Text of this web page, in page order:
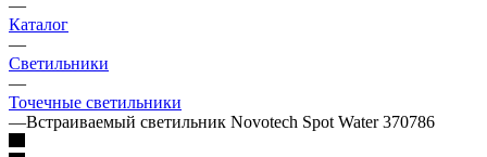
—
Каталог
—
Светильники
—
Точечные светильники
—Встраиваемый светильник Novotech Spot Water 370786